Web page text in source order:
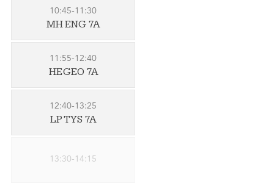
10:45-11:30
MH ENG 7A
11:55-12:40
HE GEO 7A
12:40-13:25
LP TYS 7A
13:30-14:15